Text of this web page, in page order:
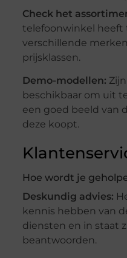
Check het
telefoonwinkel heeft
verschillende
prijsklassen.
Demo-modellen:
beschikbaar om uit
een goed beeld van
deze koopt.
Hoe wordt je
Deskundig advies:
kennis hebben van
diensten en in staat
beantwoorden.